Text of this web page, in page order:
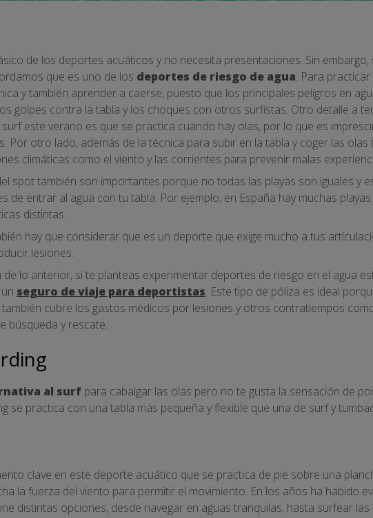
de los deportes acuáticos y no necesita presentaciones. Sin
que es uno de los deportes de riesgo de agua. Para
y también aprender a caerse, puesto que los principales peligros en
golpes contra la tabla y los choques con otros surfistas. Otro detalle a
este verano es que se practica cuando hay olas, por lo que es
Por otro lado, además de la técnica para subir en la tabla y coger las
climáticas como el viento y las corrientes para prevenir malas
spot también son importantes porque no todas las playas son iguales y
de entrar al agua con tu tabla. Por ejemplo, en España hay muchas
distintas.
hay que considerar que es un deporte que exige mucho a tus
lesiones.
lo anterior, si te planteas experimentar deportes de riesgo en el agua
seguro de viaje para deportistas. Este tipo de póliza es ideal
cubre los gastos médicos por lesiones y otros contratiempos
búsqueda y rescate.
al surf para cabalgar las olas pero no te gusta la sensación de
se practica con una tabla más pequeña y flexible que una de surf y
clave en este deporte acuático que se practica de pie sobre una
la fuerza del viento para permitir el movimiento. En los años ha habido
distintas opciones, desde navegar en aguas tranquilas, hasta surfear